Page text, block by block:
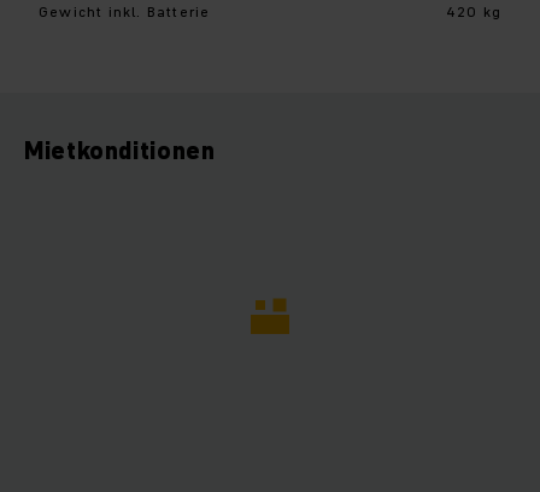
Gewicht inkl. Batterie 420 kg
Mietkonditionen